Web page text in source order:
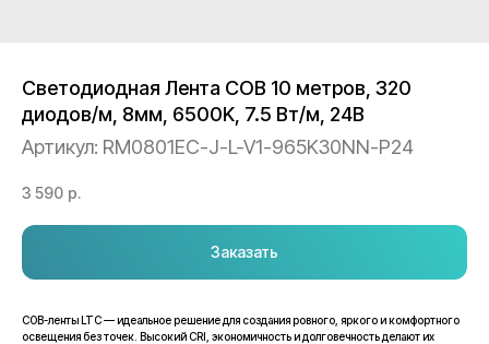
Светодиодная Лента COB 10 метров, 320
диодов/м, 8мм, 6500K, 7.5 Вт/м, 24В
Артикул: RM0801EC-J-L-V1-965K30NN-P24
3 590 р.
Заказать
COB-ленты LTC — идеальное решение для создания ровного, яркого и комфортного
освещения без точек. Высокий CRI, экономичность и долговечность делают их